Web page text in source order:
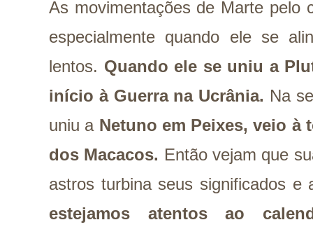
As movimentações de Marte pelo
especialmente quando ele se
lentos. Quando ele se uniu a
início à Guerra na Ucrânia. Na
uniu a Netuno em Peixes, veio à
dos Macacos. Então vejam que
astros turbina seus significados e
estejamos atentos ao